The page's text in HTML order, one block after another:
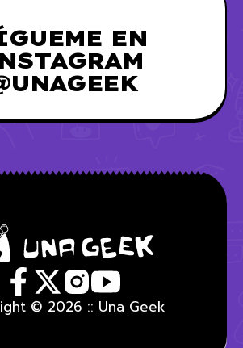
EN
© 2026 :: Una Geek